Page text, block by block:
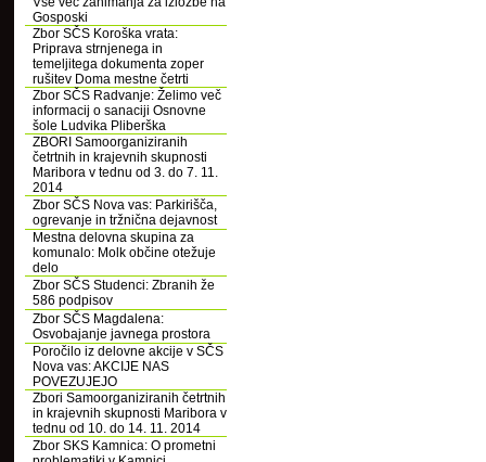
Gosposki
Zbor SČS Koroška vrata:
Priprava strnjenega in
temeljitega dokumenta zoper
rušitev Doma mestne četrti
Zbor SČS Radvanje: Želimo več
informacij o sanaciji Osnovne
šole Ludvika Pliberška
ZBORI Samoorganiziranih
četrtnih in krajevnih skupnosti
Maribora v tednu od 3. do 7. 11.
2014
Zbor SČS Nova vas: Parkirišča,
ogrevanje in tržnična dejavnost
Mestna delovna skupina za
komunalo: Molk občine otežuje
delo
Zbor SČS Studenci: Zbranih že
586 podpisov
Zbor SČS Magdalena:
Osvobajanje javnega prostora
Poročilo iz delovne akcije v SČS
Nova vas: AKCIJE NAS
POVEZUJEJO
Zbori Samoorganiziranih četrtnih
in krajevnih skupnosti Maribora v
tednu od 10. do 14. 11. 2014
Zbor SKS Kamnica: O prometni